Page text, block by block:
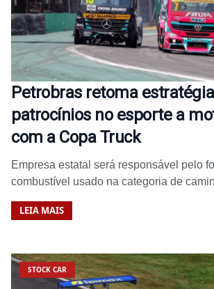
Petrobras retoma
patrocínios no esporte a
com a Copa Truck
Empresa estatal será responsável pelo
combustível usado na categoria de
LEIA MAIS
STOCK CAR